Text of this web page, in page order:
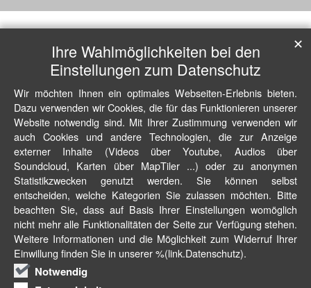
Ihre Wahlmöglichkeiten bei den
Einstellungen zum Datenschutz
Wir möchten Ihnen ein optimales Webseiten-Erlebnis bieten.
Dazu verwenden wir Cookies, die für das Funktionieren unserer
Website notwendig sind. Mit Ihrer Zustimmung verwenden wir
auch Cookies und andere Technologien, die zur Anzeige
externer Inhalte (Videos über Youtube, Audios über
Soundcloud, Karten über MapTiler ...) oder zu anonymen
Statistikzwecken genutzt werden. Sie können selbst
entscheiden, welche Kategorien Sie zulassen möchten. Bitte
beachten Sie, dass auf Basis Ihrer Einstellungen womöglich
nicht mehr alle Funktionalitäten der Seite zur Verfügung stehen.
Weitere Informationen und die Möglichkeit zum Widerruf Ihrer
Einwillung finden Sie in unserer %(link.Datenschutz).
Notwendig
✕